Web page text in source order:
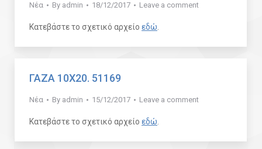
Νέα By admin 18/12/2017 Leave a comment
Κατεβάστε το σχετικό αρχείο εδώ
ΓΑΖΑ 10Χ20. 51169
Νέα By admin 15/12/2017 Leave a comment
Κατεβάστε το σχετικό αρχείο εδώ